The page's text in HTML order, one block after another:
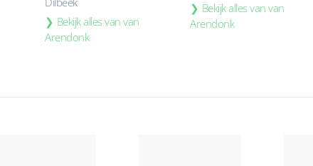
Bekijk alles van van
Arendonk
Bekijk alles van van
Arendonk